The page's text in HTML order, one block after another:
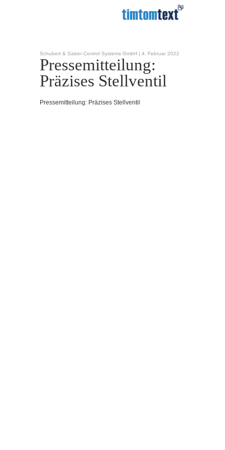
Schubert & Salzer Control Systems GmbH | 4. Februar 2022
Pressemitteilung:
Präzises Stellventil
Pressemitteilung: Präzises Stellventil